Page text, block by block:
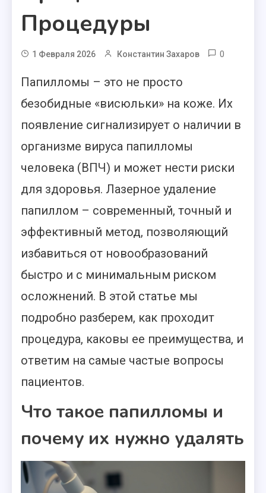
Процедуры
1 Февраля 2026 Константин Захаров 0
Папилломы – это не просто
безобидные «висюльки» на коже. Их
появление сигнализирует о наличии в
организме вируса папилломы
человека (ВПЧ) и может нести риски
для здоровья. Лазерное удаление
папиллом – современный, точный и
эффективный метод, позволяющий
избавиться от новообразований
быстро и с минимальным риском
осложнений. В этой статье мы
подробно разберем, как проходит
процедура, каковы ее преимущества, и
ответим на самые частые вопросы
пациентов.
Что такое папилломы и
почему их нужно удалять